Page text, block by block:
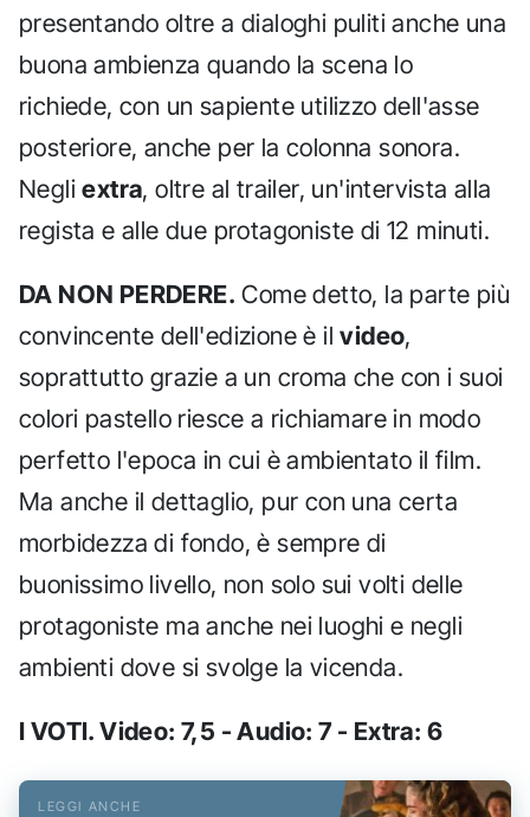
presentando oltre a dialoghi puliti anche una
buona ambienza quando la scena lo
richiede, con un sapiente utilizzo dell'asse
posteriore, anche per la colonna sonora.
Negliextra, oltre al trailer, un'intervista alla
regista e alle due protagoniste di 12 minuti.
DA NON PERDERE. Come detto, la parte più
convincente dell'edizione è ilvideo,
soprattutto grazie a un croma che con i suoi
colori pastello riesce a richiamare in modo
perfetto l'epoca in cui è ambientato il film.
Ma anche il dettaglio, pur con una certa
morbidezza di fondo, è sempre di
buonissimo livello, non solo sui volti delle
protagoniste ma anche nei luoghi e negli
ambienti dove si svolge la vicenda.
I VOTI. Video: 7,5 - Audio: 7 - Extra: 6